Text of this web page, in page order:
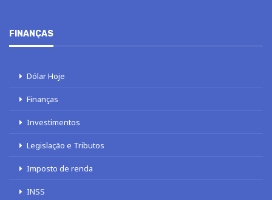
FINANÇAS
Dólar Hoje
Finanças
Investimentos
Legislação e Tributos
Imposto de renda
INSS